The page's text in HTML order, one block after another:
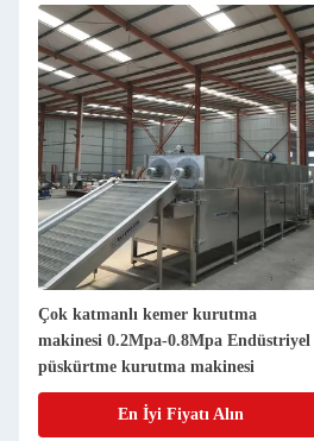
kemer kurutma
0.8Mpa Endüstriyel
makinesi
En İyi Fiyatı Alın
SULI